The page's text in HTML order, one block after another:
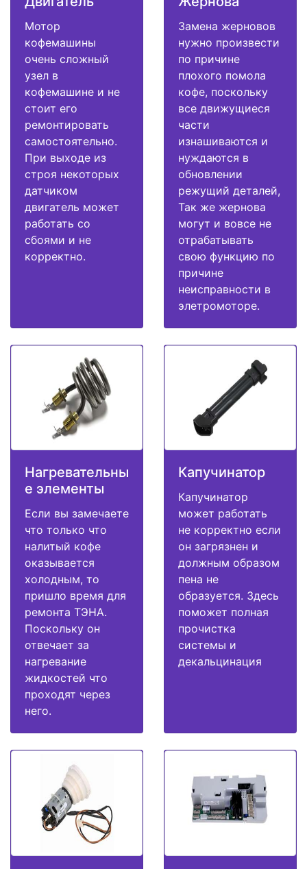
Мотор
кофемашины
очень сложный
узел в
кофемашине и не
стоит его
ремонтировать
самостоятельно.
При выходе из
строя некоторых
датчиком
двигатель может
работать со
сбоями и не
корректно.
Замена жерновов
нужно произвести
по причине
плохого помола
кофе, поскольку
все движущиеся
части
изнашиваются и
нуждаются в
обновлении
режущий деталей,
Так же жернова
могут и вовсе не
отрабатывать
свою функцию по
причине
неисправности в
элетромоторе.
Нагревательны
е элементы
Если вы замечаете
что только что
налитый кофе
оказывается
холодным, то
пришло время для
ремонта ТЭНА.
Поскольку он
отвечает за
нагревание
жидкостей что
проходят через
него.
Капучинатор
Капучинатор
может работать
не корректно если
он загрязнен и
должным образом
пена не
образуется. Здесь
поможет полная
прочистка
системы и
декальцинация